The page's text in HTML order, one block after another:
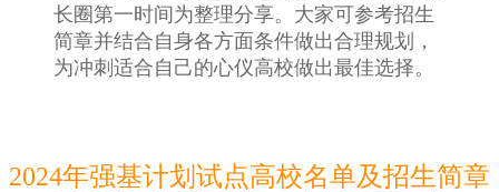
长圈第一时间为整理分享。大家可参考招生
简章并结合自身各方面条件做出合理规划，
为冲刺适合自己的心仪高校做出最佳选择。
2024年强基计划试点高校名单及招生简章